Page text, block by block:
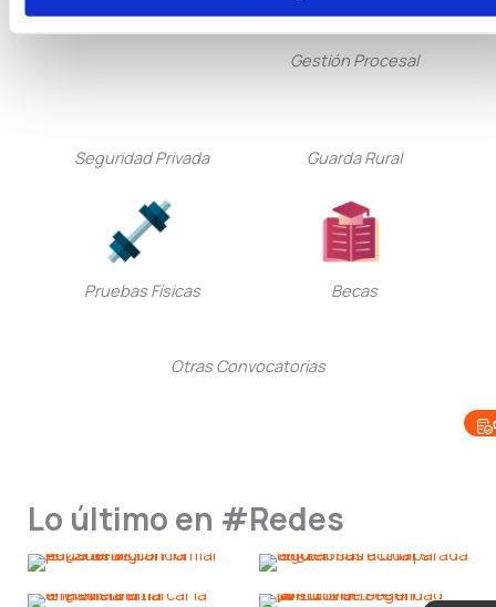
Gestión Procesal
Seguridad Privada Guarda Rural
Pruebas Físicas Becas
Otras Convocatorias
Lo último en #Redes